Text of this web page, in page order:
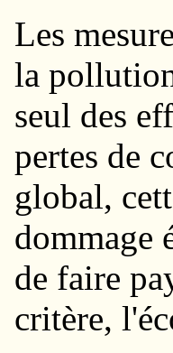
Les
la
seul des
pertes de
global,
dommage
de faire
critère,